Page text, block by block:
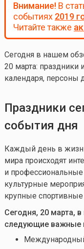
Внимание!В
событиях 2019
Читайте также
Сегодня в нашем
20 марта: праздники
календаря, персоны
Праздники
события дня
Каждый день в
мира происходят
и
культурные
крупные
Сегодня, 20 марта,
следующие важные